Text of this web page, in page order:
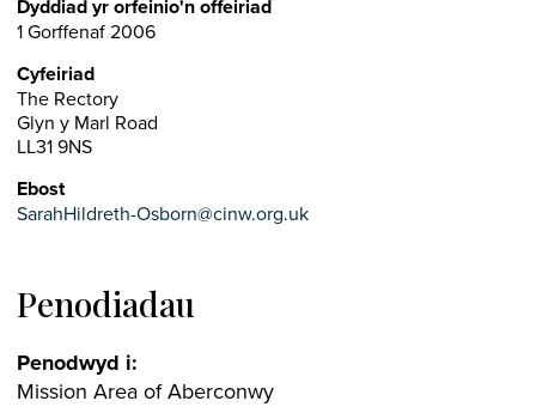
Dyddiad yr orfeinio'n offeiriad
1 Gorffenaf 2006
Cyfeiriad
The Rectory
Glyn y Marl Road
LL31 9NS
Ebost
SarahHildreth-Osborn@cinw.org.uk
Penodiadau
Penodwyd i:
Mission Area of Aberconwy